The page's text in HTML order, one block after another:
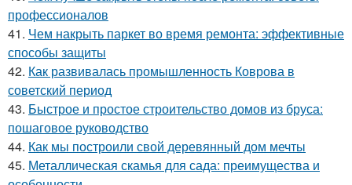
профессионалов
41. Чем накрыть паркет во время ремонта: эффективные
способы защиты
42. Как развивалась промышленность Коврова в
советский период
43. Быстрое и простое строительство домов из бруса:
пошаговое руководство
44. Как мы построили свой деревянный дом мечты
45. Металлическая скамья для сада: преимущества и